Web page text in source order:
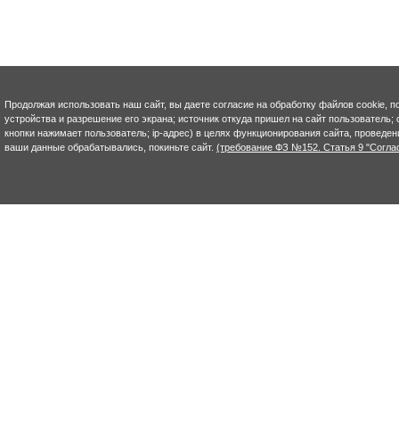
Продолжая использовать наш сайт, вы даете согласие на обработку файлов cookie,
устройства и разрешение его экрана; источник откуда пришел на сайт
кнопки нажимает пользователь; ip-адрес) в целях функционирования сайта,
ваши данные обрабатывались, покиньте сайт. (требование ФЗ №152. Статья 9